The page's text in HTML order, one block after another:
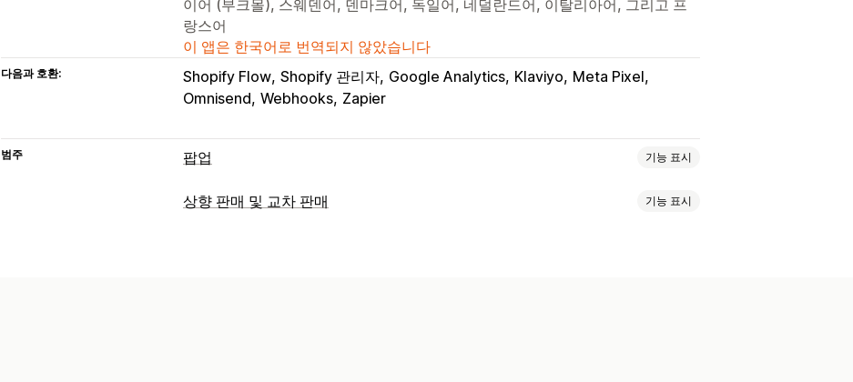
이어 (부크몰), 스웨덴어, 덴마크어, 독일어, 네덜란드어, 이탈리아어, 그리고 프
랑스어
이 앱은 한국어로 번역되지 않았습니다
다음과 호환: Shopify Flow Shopify 관리자 Google Analytics Klaviyo Meta Pixel
Omnisend Webhooks Zapier
범주 팝업 기능 표시
팝업 유형
상향 판매 및 교차 판매 기능 표시